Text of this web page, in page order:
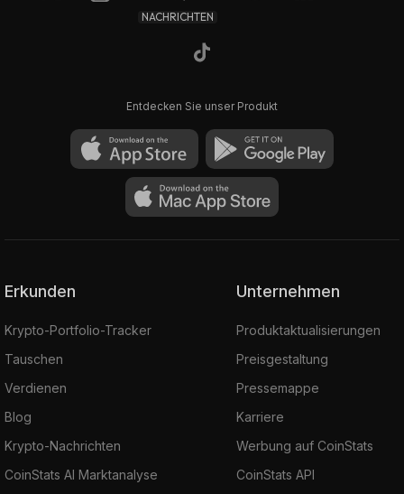
NACHRICHTEN
Entdecken Sie unser Produkt
Erkunden
Krypto-Portfolio-Tracker
Tauschen
Verdienen
Blog
Krypto-Nachrichten
CoinStats AI Marktanalyse
Unternehmen
Produktaktualisierungen
Preisgestaltung
Pressemappe
Karriere
Werbung auf CoinStats
CoinStats API